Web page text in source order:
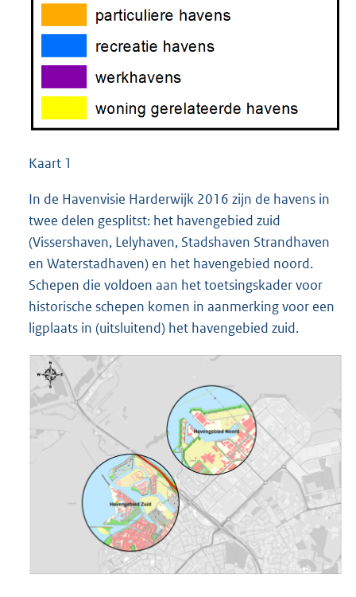
Kaart 1
In de Havenvisie Harderwijk 2016 zijn de havens in
twee delen gesplitst: het havengebied zuid
(Vissershaven, Lelyhaven, Stadshaven Strandhaven
en Waterstadhaven) en het havengebied noord.
Schepen die voldoen aan het toetsingskader voor
historische schepen komen in aanmerking voor een
ligplaats in (uitsluitend) het havengebied zuid.